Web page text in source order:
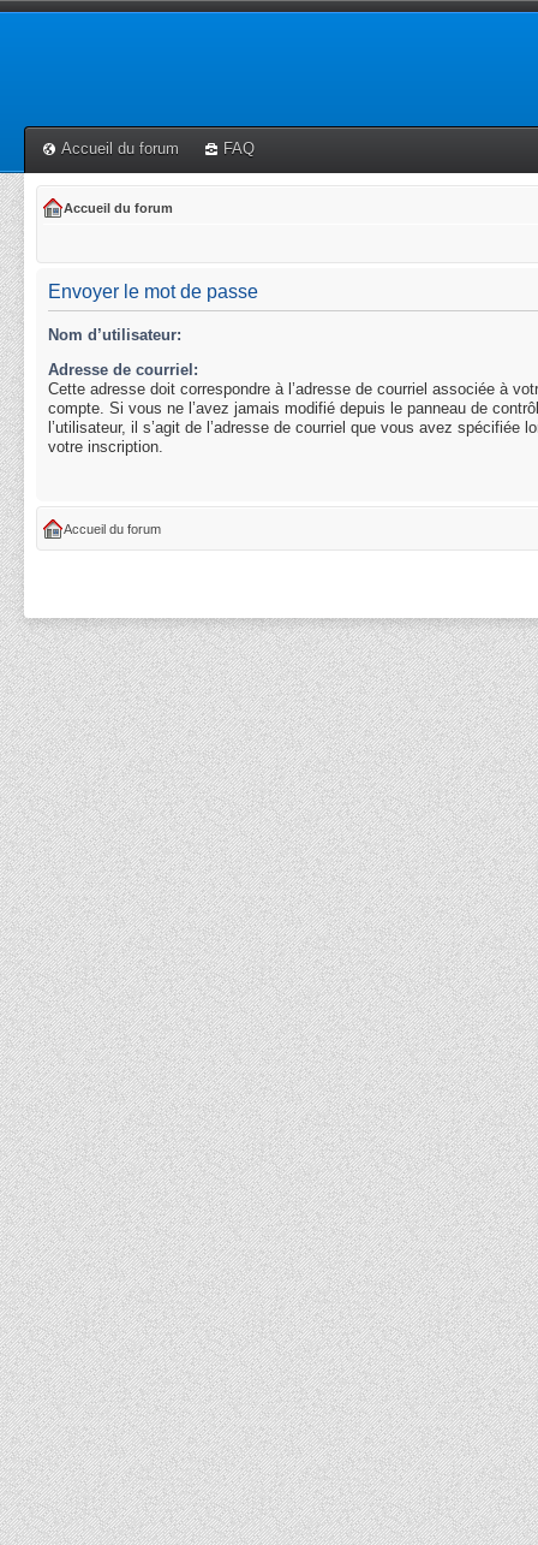
Accueil du forum FAQ
Accueil du forum
Envoyer le mot de passe
Nom d’utilisateur:
Adresse de courriel:
Cette adresse doit correspondre à l’adresse de courriel associée à
compte. Si vous ne l’avez jamais modifié depuis le panneau de
l’utilisateur, il s’agit de l’adresse de courriel que vous avez spécifiée
votre inscription.
Accueil du forum